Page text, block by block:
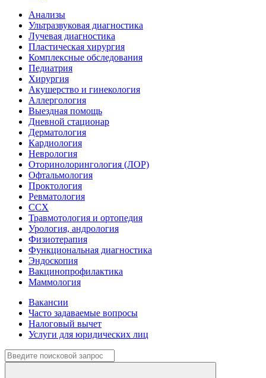
Анализы
Ультразвуковая диагностика
Лучевая диагностика
Пластическая хирургия
Комплексные обследования
Педиатрия
Хирургия
Акушерство и гинекология
Аллергология
Выездная помощь
Дневной стационар
Дерматология
Кардиология
Неврология
Оторинолорингология (ЛОР)
Офтальмология
Проктология
Ревматология
ССХ
Травмотология и ортопедия
Урология, андрология
Физиотерапия
Функциональная диагностика
Эндоскопия
Вакцинопрофилактика
Маммология
Вакансии
Часто задаваемые вопросы
Налоговый вычет
Услуги для юридических лиц